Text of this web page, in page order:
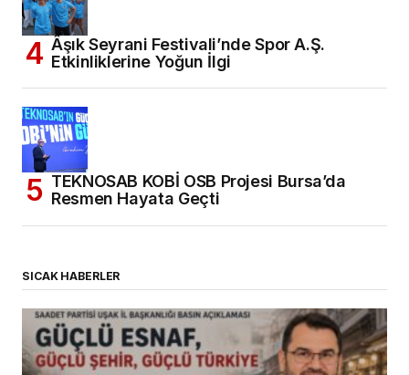
Âşık Seyrani Festivali’nde Spor A.Ş.
Etkinliklerine Yoğun İlgi
TEKNOSAB KOBİ OSB Projesi Bursa’da
Resmen Hayata Geçti
SICAK HABERLER